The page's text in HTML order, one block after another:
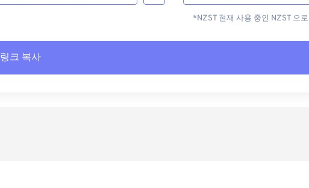
*NZST 현재 사용 중인 NZST 으
링크 복사